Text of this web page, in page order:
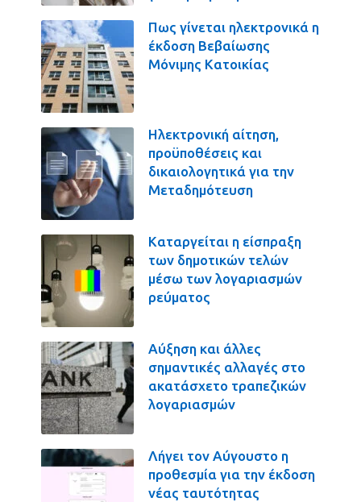
Πως γίνεται ηλεκτρονικά η
έκδοση Βεβαίωσης
Μόνιμης Κατοικίας
Ηλεκτρονική αίτηση,
προϋποθέσεις και
δικαιολογητικά για την
Μεταδημότευση
Καταργείται η είσπραξη
των δημοτικών τελών
μέσω των λογαριασμών
ρεύματος
Αύξηση και άλλες
σημαντικές αλλαγές στο
ακατάσχετο τραπεζικών
λογαριασμών
Λήγει τον Αύγουστο η
προθεσμία για την έκδοση
νέας ταυτότητας